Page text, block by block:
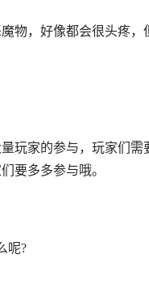
物，好像都会很头疼，
玩家的参与，玩家们
要多多参与哦。
呢?